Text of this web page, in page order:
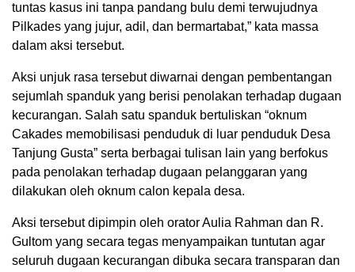
tuntas kasus ini tanpa pandang bulu demi terwujudnya
Pilkades yang jujur, adil, dan bermartabat,” kata massa
dalam aksi tersebut.
Aksi unjuk rasa tersebut diwarnai dengan pembentangan
sejumlah spanduk yang berisi penolakan terhadap dugaan
kecurangan. Salah satu spanduk bertuliskan “oknum
Cakades memobilisasi penduduk di luar penduduk Desa
Tanjung Gusta” serta berbagai tulisan lain yang berfokus
pada penolakan terhadap dugaan pelanggaran yang
dilakukan oleh oknum calon kepala desa.
Aksi tersebut dipimpin oleh orator Aulia Rahman dan R.
Gultom yang secara tegas menyampaikan tuntutan agar
seluruh dugaan kecurangan dibuka secara transparan dan